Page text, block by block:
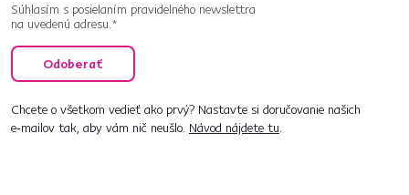
Súhlasím s posielaním pravidelného newslettra
na uvedenú adresu.*
Odoberať
Chcete o všetkom vedieť ako prvý? Nastavte si doručovanie našich
e‑mailov tak, aby vám nič neušlo. Návod nájdete tu.